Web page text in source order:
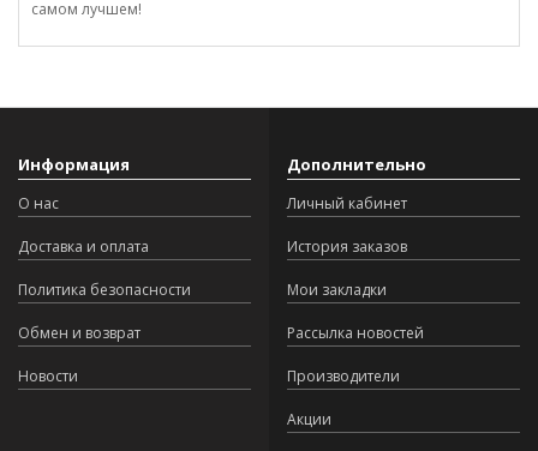
самом лучшем!
Информация
О нас
Доставка и оплата
Политика безопасности
Обмен и возврат
Новости
Дополнительно
Личный кабинет
История заказов
Мои закладки
Рассылка новостей
Производители
Акции